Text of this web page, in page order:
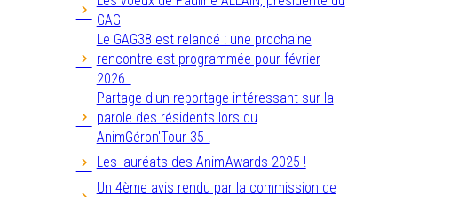
GAG
Le GAG38 est relancé : une prochaine
rencontre est programmée pour février
2026 !
Partage d'un reportage intéressant sur la
parole des résidents lors du
AnimGéron'Tour 35 !
Les lauréats des Anim'Awards 2025 !
Un 4ème avis rendu par la commission de